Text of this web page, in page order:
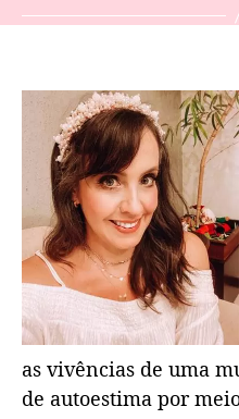
as vivências de uma
de autoestima por